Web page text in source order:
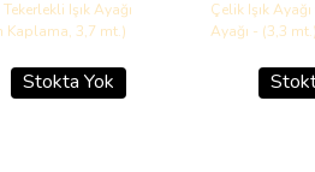
Stokta Yok